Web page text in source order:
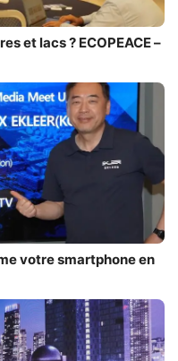
et lacs ? ECOPEACE –
votre smartphone en